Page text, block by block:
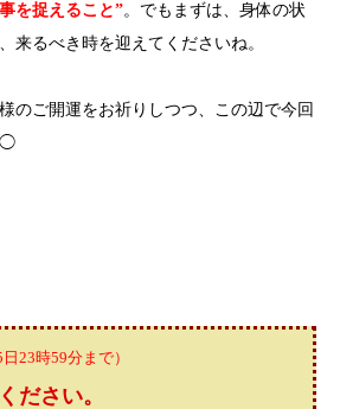
を捉えること”。でもまずは、身体の状
来るべき時を迎えてくださいね。
のご開運をお祈りしつつ、この辺で今回
23時59分まで）
ださい。